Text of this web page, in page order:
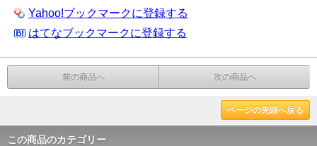
Yahoo!ブックマークに登録する
はてなブックマークに登録する
前の商品へ 次の商品へ
ページの先頭へ戻る
この商品のカテゴリー